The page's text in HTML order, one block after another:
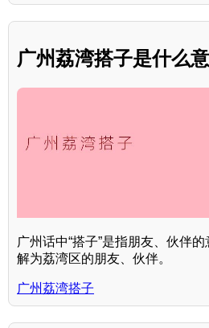
广州荔湾搭子是什么
广州话中“搭子”是指朋友、伙伴
解为荔湾区的朋友、伙伴。
广州荔湾搭子